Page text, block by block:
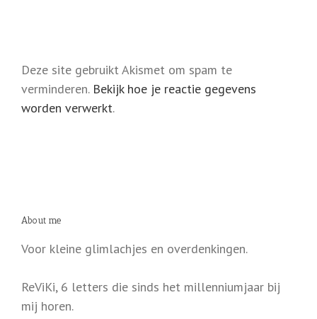
Deze site gebruikt Akismet om spam te
verminderen. Bekijk hoe je reactie gegevens
worden verwerkt.
About me
Voor kleine glimlachjes en overdenkingen.
ReViKi, 6 letters die sinds het millenniumjaar bij
mij horen.